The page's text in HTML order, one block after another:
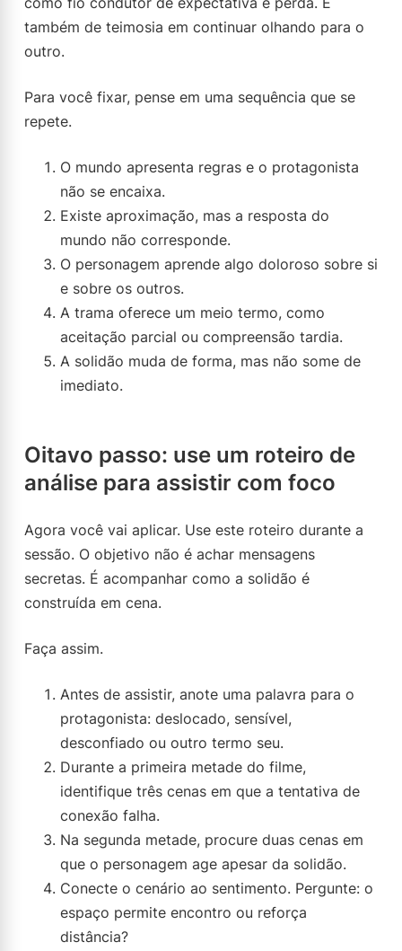
também de teimosia em continuar olhando para o
outro.
Para você fixar, pense em uma sequência que se
repete.
O mundo apresenta regras e o protagonista
não se encaixa.
Existe aproximação, mas a resposta do
mundo não corresponde.
O personagem aprende algo doloroso sobre si
e sobre os outros.
A trama oferece um meio termo, como
aceitação parcial ou compreensão tardia.
A solidão muda de forma, mas não some de
imediato.
Oitavo passo: use um roteiro de
análise para assistir com foco
Agora você vai aplicar. Use este roteiro durante a
sessão. O objetivo não é achar mensagens
secretas. É acompanhar como a solidão é
construída em cena.
Faça assim.
Antes de assistir, anote uma palavra para o
protagonista: deslocado, sensível,
desconfiado ou outro termo seu.
Durante a primeira metade do filme,
identifique três cenas em que a tentativa de
conexão falha.
Na segunda metade, procure duas cenas em
que o personagem age apesar da solidão.
Conecte o cenário ao sentimento. Pergunte: o
espaço permite encontro ou reforça
distância?